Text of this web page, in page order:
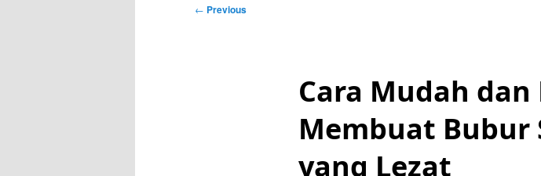
Post
← Previous
Cara Mudah
Membuat Bubur
yang Lezat